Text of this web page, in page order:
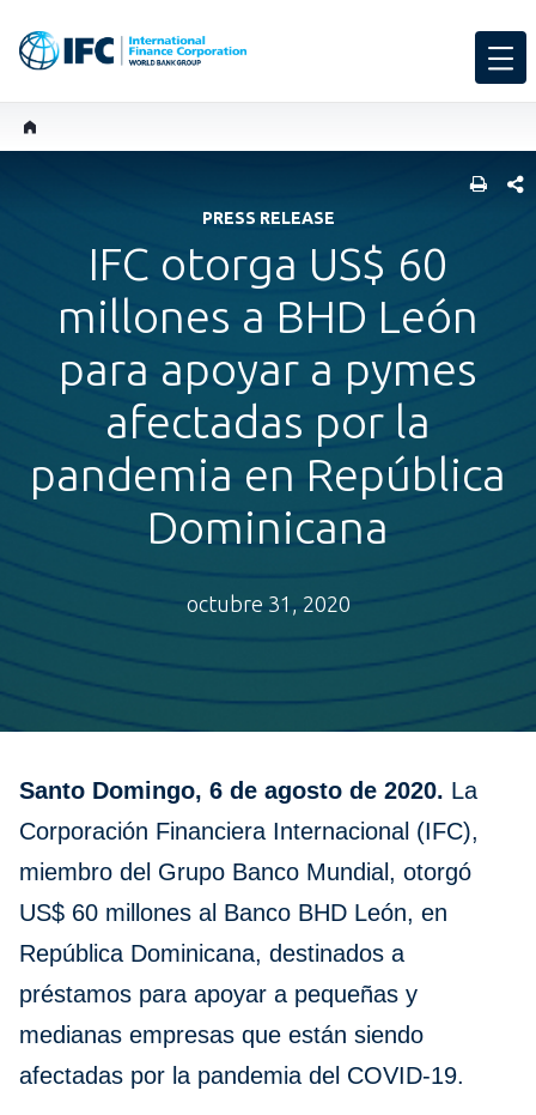
PRESS RELEASE
IFC otorga US$ 60
millones a BHD León
para apoyar a pymes
afectadas por la
pandemia en República
Dominicana
octubre 31, 2020
Santo Domingo, 6 de agosto de 2020. La
Corporación Financiera Internacional (IFC),
miembro del Grupo Banco Mundial, otorgó
US$ 60 millones al Banco BHD León, en
República Dominicana, destinados a
préstamos para apoyar a pequeñas y
medianas empresas que están siendo
afectadas por la pandemia del COVID-19.